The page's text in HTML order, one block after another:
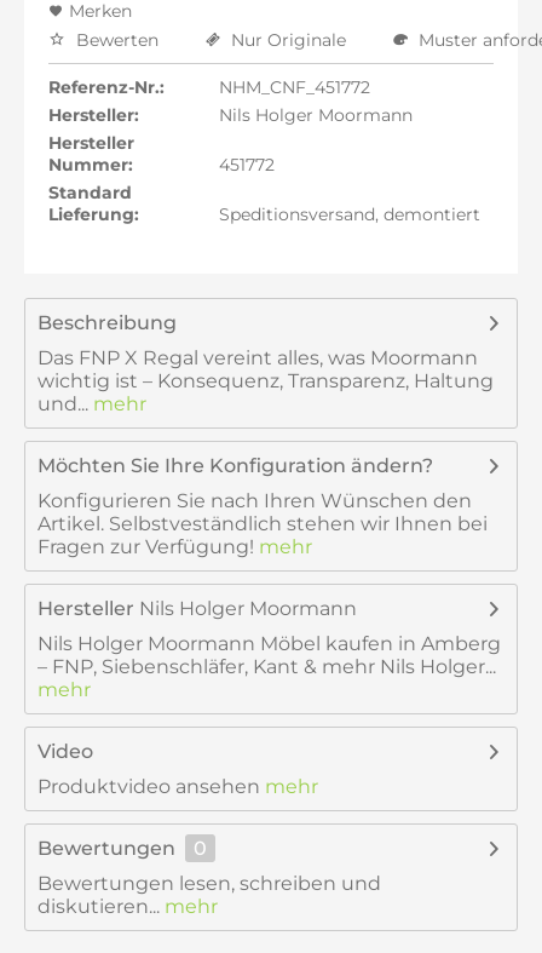
Merken
Bewerten
Nur Originale Muster
Referenz-Nr.:
NHM_CNF_451772
Hersteller:
Nils Holger Moormann
Hersteller
Nummer:
451772
Standard
Lieferung:
Speditionsversand, demontiert
Beschreibung
Das FNP X Regal vereint alles, was Moormann
wichtig ist – Konsequenz, Transparenz, Haltung
und... mehr
Möchten Sie Ihre Konfiguration ändern?
Konfigurieren Sie nach Ihren Wünschen den
Artikel. Selbstveständlich stehen wir Ihnen bei
Fragen zur Verfügung! mehr
Hersteller Nils Holger Moormann
Nils Holger Moormann Möbel kaufen in Amberg
– FNP, Siebenschläfer, Kant & mehr Nils Holger...
mehr
Video
Produktvideo ansehen mehr
Bewertungen
0
Bewertungen lesen, schreiben und
diskutieren... mehr